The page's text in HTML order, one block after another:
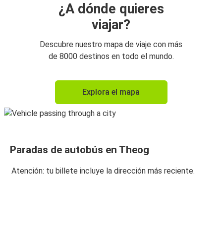
¿A dónde quieres
viajar?
Descubre nuestro mapa de viaje con más
de 8000 destinos en todo el mundo.
Explora el mapa
Paradas de autobús en Theog
Atención: tu billete incluye la dirección más reciente.